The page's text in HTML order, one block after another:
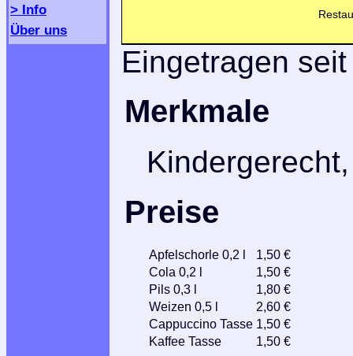
> Info
Über uns
Eingetragen
Merkmale
Preise
Apfelschorle 0,2 l
1,50 €
Cola 0,2 l
1,50 €
Pils 0,3 l
1,80 €
Weizen 0,5 l
2,60 €
Cappuccino Tasse 1,50 €
Kaffee Tasse
1,50 €